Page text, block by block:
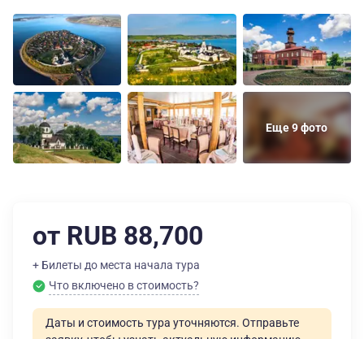
Еще 9 фото
от RUB 88,700
+ Билеты до места начала тура
Что включено в стоимость?
Даты и стоимость тура уточняются. Отправьте